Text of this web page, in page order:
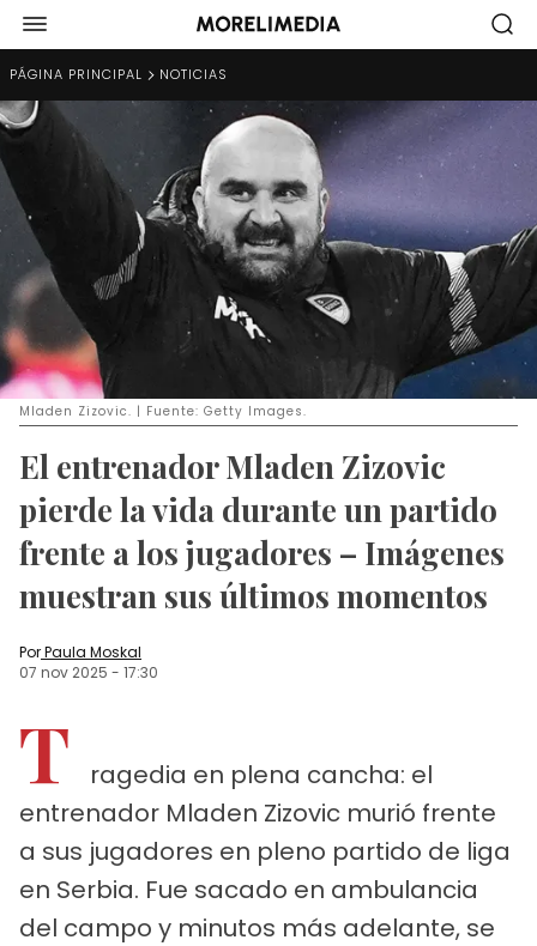
PÁGINA PRINCIPAL NOTICIAS
Mladen Zizovic. | Fuente: Getty Images.
El entrenador Mladen Zizovic
pierde la vida durante un partido
frente a los jugadores – Imágenes
muestran sus últimos momentos
PorPaula Moskal
07 nov 2025 - 17:30
T
ragedia en plena cancha: el
entrenador Mladen Zizovic murió frente
a sus jugadores en pleno partido de liga
en Serbia. Fue sacado en ambulancia
del campo y minutos más adelante, se